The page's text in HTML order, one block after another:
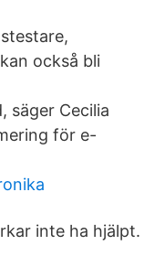
också bli
säger Cecilia
för e-
inte ha hjälpt.